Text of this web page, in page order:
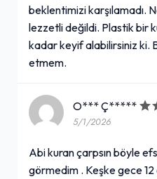
beklentimizi karşılamadı.
lezzetli değildi. Plastik bir
kadar keyif alabilirsiniz ki.
etmem.
O*** Ç*****
5/1/2026
Abi kuran çarpsın böyle
görmedim . Keşke gece